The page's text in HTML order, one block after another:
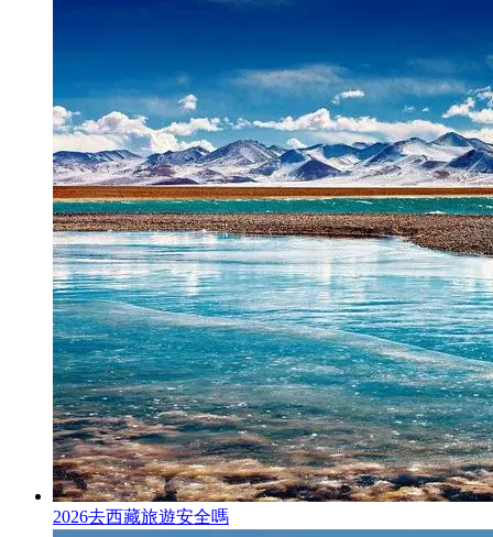
2026去西藏旅遊安全嗎